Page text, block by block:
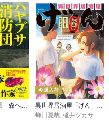
ハヤブサ消防団 森へつづく道
今週入荷
異世界居酒屋「げん」三杯目
蝉川夏哉, 碓井ツカサ